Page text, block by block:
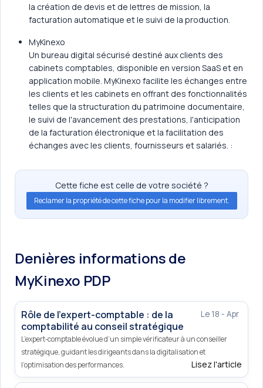
la création de devis et de lettres de mission, la
facturation automatique et le suivi de la production.
MyKinexo
Un bureau digital sécurisé destiné aux clients des
cabinets comptables, disponible en version SaaS et en
application mobile. MyKinexo facilite les échanges entre
les clients et les cabinets en offrant des fonctionnalités
telles que la structuration du patrimoine documentaire,
le suivi de l'avancement des prestations, l'anticipation
de la facturation électronique et la facilitation des
échanges avec les clients, fournisseurs et salariés. :
Cette fiche est celle de votre société ?
Reclamer la propriété de cette fiche pour la modifier librement.
Denières informations de
MyKinexo PDP
Le 18 - Apr
Rôle de l’expert-comptable : de la
comptabilité au conseil stratégique
L’expert‑comptable évolue d’un simple vérificateur à un conseiller
stratégique, guidant les dirigeants dans la digitalisation et
l’optimisation des performances.
Lisez l'article